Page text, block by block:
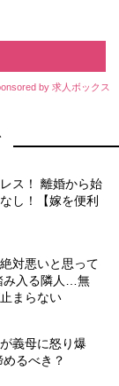
by 求人ボックス
ス！ 離婚から始
し！【嫁を便利
対悪いと思って
み入る隣人…無
まらない
義母に怒り爆
るべき？